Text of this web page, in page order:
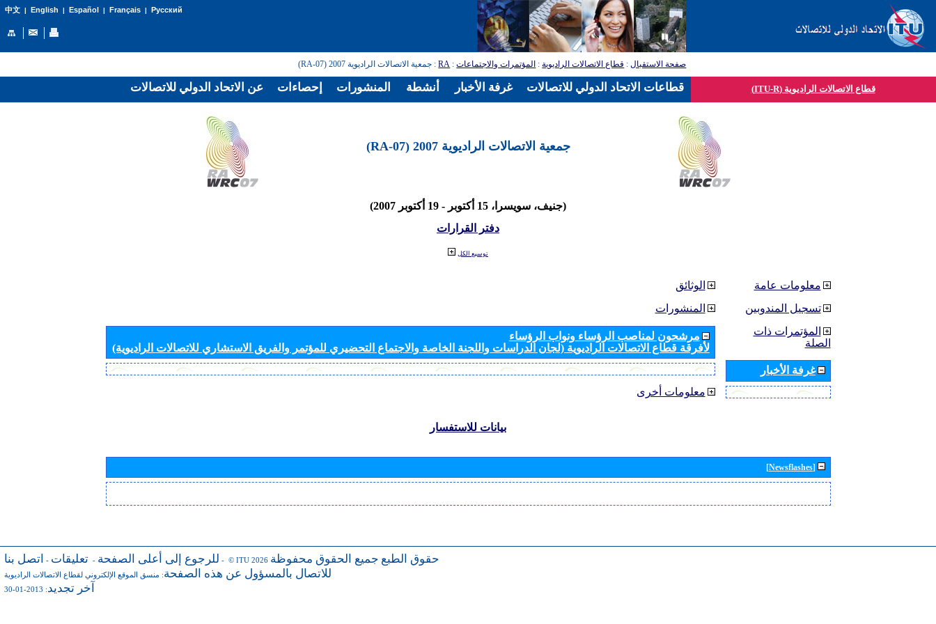
中文| English | Español | Français| Русский
صفحة الاستقبال: قطاع الاتصالات الراديوية: المؤتمرات والاجتماعات:
RA: جمعية الاتصالات الراديوية 2007 (RA-07)
قطاع الاتصالات الراديوية (ITU-R)
جمعية الاتصالات الراديوية 2007 (RA-07)
(جنيف، سويسرا، 15 أكتوبر - 19 أكتوبر 2007)
دفتر القرارات
توسيع الكل
الوثائق
المنشورات
مرشحون لمناصب الرؤساء ونواب الرؤساء
لأفرقة قطاع الاتصالات الراديوية (لجان الدراسات واللجنة الخاصة والاجتماع التحضيري للمؤتمر والفريق الاستشاري للاتصالات الراديوية)
معلومات أخرى
معلومات عامة
تسجيل المندوبين
المؤتمرات ذات
الصلة
غرفة الأخبار
بيانات للاستفسار
[Newsflashes]
للرجوع إلى أعلى الصفحة - تعليقات - اتصل بنا - © ITU 2026 حقوق الطبع جميع الحقوق محفوظة
للاتصال بالمسؤول عن هذه الصفحة: منسق الموقع الإلكتروني لقطاع الاتصالات الراديوية
آخر تجديد: 2013-01-30
عن الاتحاد الدولي للاتصالات إحصاءات المنشورات أنشطة غرفة الأخبار قطاعات الاتحاد الدولي للاتصالات